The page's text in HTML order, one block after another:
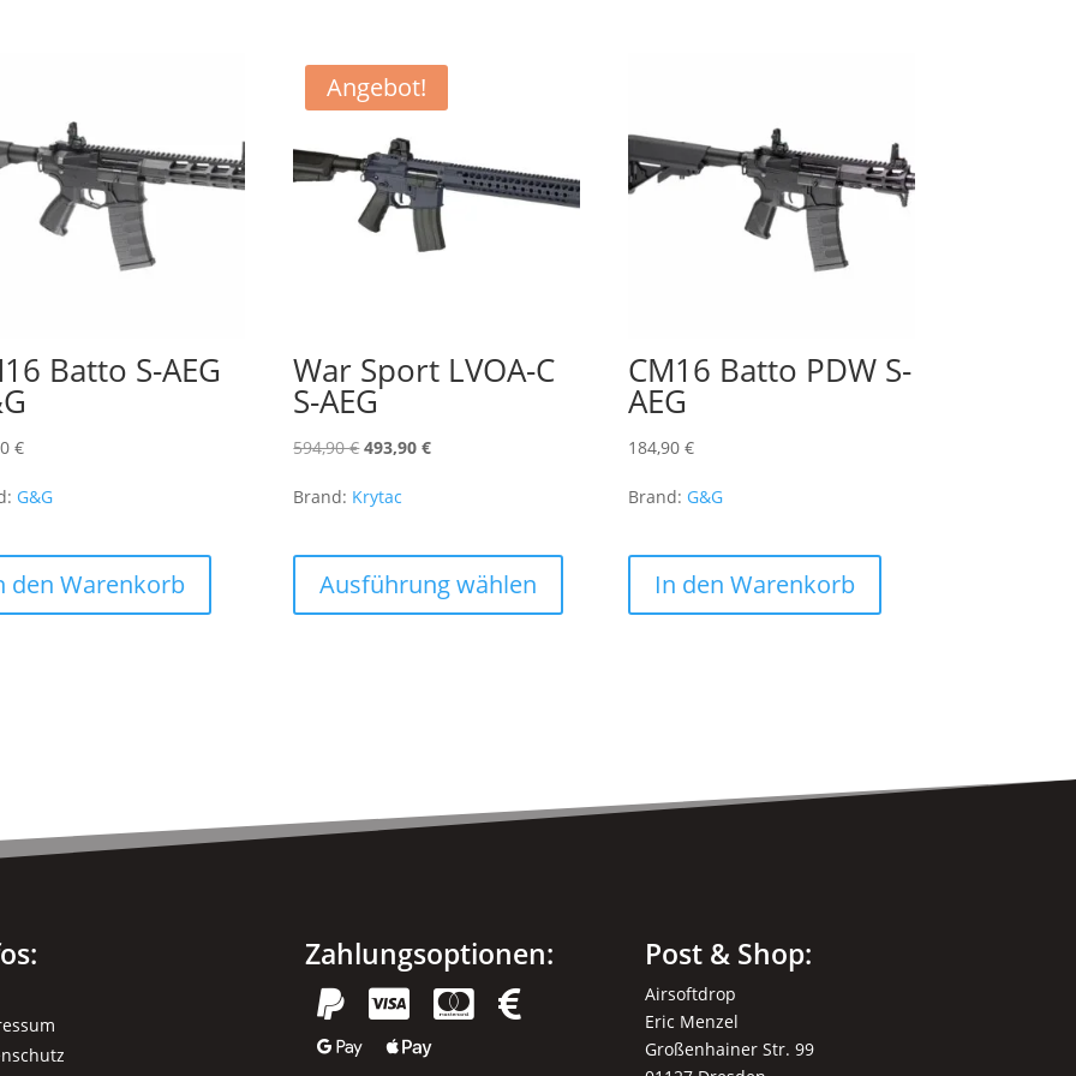
Batto S-AEG
€
G&G
den Warenkorb
Angebot!
War Sport LVOA-C
S-AEG
594,90€Ursprünglicher
war:
493,90€Aktueller
Brand: Krytac
Ausführung wählen
weist
CM16 Batto PDW S-
AEG
184,90€
Brand: G&G
In den Warenkorb
Zahlungsoptionen:
  



Post & Shop:
Airsoftdrop
Eric Menzel
Großenhainer Str. 99